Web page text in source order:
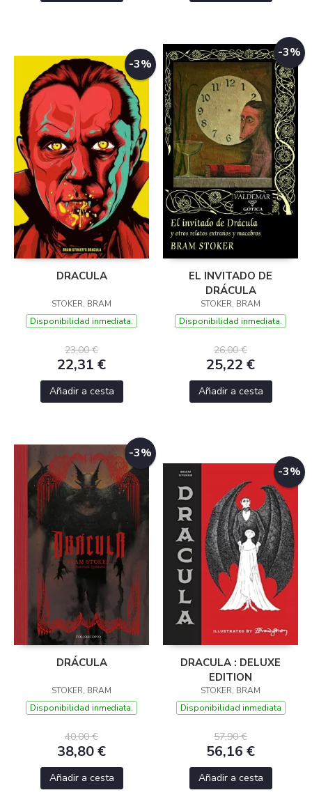
-3%
DRACULA
STOKER, BRAM
Disponibilidad inmediata.
23,00 €
22,31 €
Añadir a cesta
-3%
EL INVITADO DE
DRÁCULA
STOKER, BRAM
Disponibilidad inmediata.
26,00 €
25,22 €
Añadir a cesta
-3%
DRÁCULA
STOKER, BRAM
Disponibilidad inmediata.
40,00 €
38,80 €
Añadir a cesta
-3%
DRACULA : DELUXE
EDITION
STOKER, BRAM
Disponibilidad inmediata
57,90 €
56,16 €
Añadir a cesta